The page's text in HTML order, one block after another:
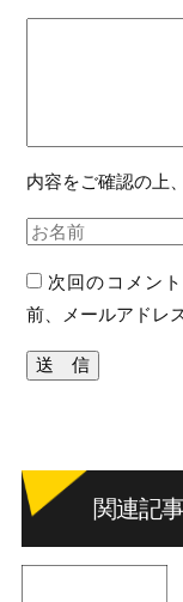
内容をご確認の上
次回のコメン
前、メールアドレ
関連記事